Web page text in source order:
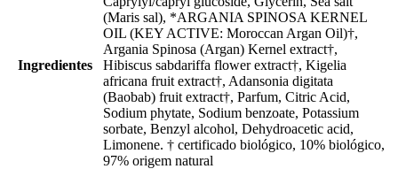
Ingredientes
(Maris sal), *ARGANIA SPINOSA KERNEL
OIL (KEY ACTIVE: Moroccan Argan Oil)†,
Argania Spinosa (Argan) Kernel extract†,
Hibiscus sabdariffa flower extract†, Kigelia
africana fruit extract†, Adansonia digitata
(Baobab) fruit extract†, Parfum, Citric Acid,
Sodium phytate, Sodium benzoate, Potassium
sorbate, Benzyl alcohol, Dehydroacetic acid,
Limonene. † certificado biológico, 10% biológico,
97% origem natural